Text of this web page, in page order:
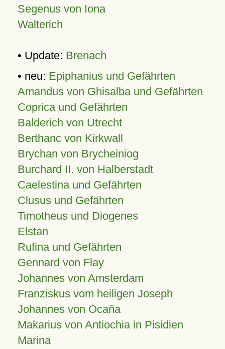
Segenus von Iona
Walterich
• Update: Brenach
• neu: Epiphanius und Gefährten
Amandus von Ghisalba und Gefährten
Coprica und Gefährten
Balderich von Utrecht
Berthanc von Kirkwall
Brychan von Brycheiniog
Burchard II. von Halberstadt
Caelestina und Gefährten
Clusus und Gefährten
Timotheus und Diogenes
Elstan
Rufina und Gefährten
Gennard von Flay
Johannes von Amsterdam
Franziskus vom heiligen Joseph
Johannes von Ocaña
Makarius von Antiochia in Pisidien
Marina